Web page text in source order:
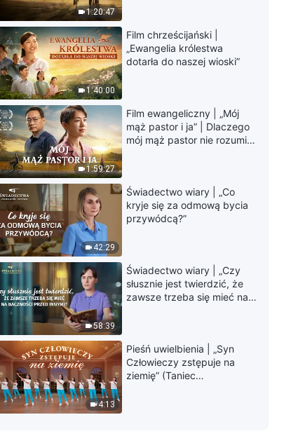
2:38
„Dziecko, wróć do domu”
(Zwiastun)
2:57
Film chrześcijański | „Pukanie do
drzwi” Czy słyszysz pukanie
Pana do drzwi? (Dubbing PL)
3:01
Film chrześcijański | „Kto
ponownie przybija Boga do
krzyża?” Faryzeusze powrócili
(Zwiastun)
3:38
Film chrześcijański po polsku |
„Kto jest moim Panem” Chrystus
jest prawdą, drogą i życiem
(Zwiastun)
3:27
Film o wierze | „Wiara w Boga”
Czym jest prawdziwa wiara w
Boga? (Oficjalny zwiastun)
2:24
Film chrześcijański po polsku |
„Imię Boga się zmieniło?!”
Objawienie tajemnicy imienia
Bożego (Zwiastun)
1:20:47
1:40:00
Film chrześcijański |
„Ewangelia królestwa
dotarła do naszej wioski”
1:59:27
Film ewangeliczny | „Mój
mąż pastor i ja” | Dlaczego
mój mąż pastor nie rozumie
42:29
Świadectwo wiary | „Co
kryje się za odmową bycia
przywódcą?”
58:39
Świadectwo wiary | „Czy
słusznie jest twierdzić, że
zawsze trzeba się mieć na
4:13
Pieśń uwielbienia | „Syn
Człowieczy zstępuje na
ziemię” (Taniec